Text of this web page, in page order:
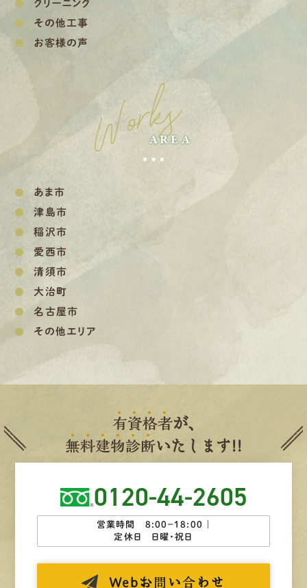
クリーニング
その他工事
お客様の声
Works
AREA
あま市
津島市
稲沢市
愛西市
清須市
大治町
名古屋市
その他エリア
有資格者が、
無料建物診断いたします!!
0120-44-2605
営業時間 8:00−18:00 ｜
定休日 日曜・祝日
Web お問い合わせ